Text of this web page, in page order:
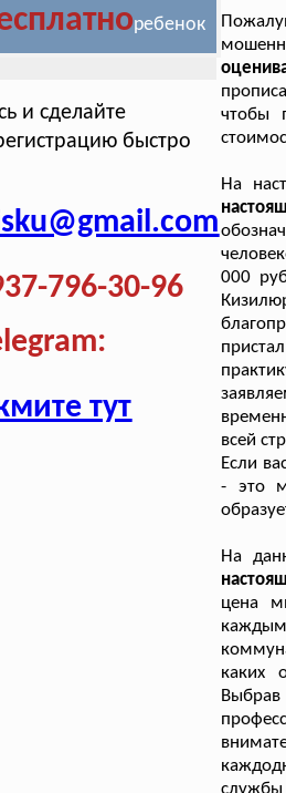
ребенок
и сделайте
быстро
796-30-96
тут
чтобы
На
000
всей
Если
- это
На
цена
каких